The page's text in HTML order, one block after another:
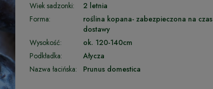
Wiek sadzonki:
2 letnia
Forma:
roślina kopana- zabezpieczona na czas
dostawy
Wysokość:
ok. 120-140cm
Podkładka:
Ałycza
Nazwa łacińska:
Prunus domestica